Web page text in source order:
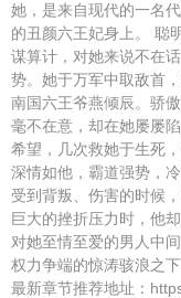
她，是来自现代的一名
的丑颜六王妃身上。 聪
谋算计，对她来说不在
势。她于万军中取敌首
南国六王爷燕倾辰。骄
毫不在意，却在她屡屡
希望，几次救她于生死
深情如他，霸道强势，
受到背叛、伤害的时候
巨大的挫折压力时，他
对她至情至爱的男人中
权力争端的惊涛骇浪之
最新章节推荐地址：